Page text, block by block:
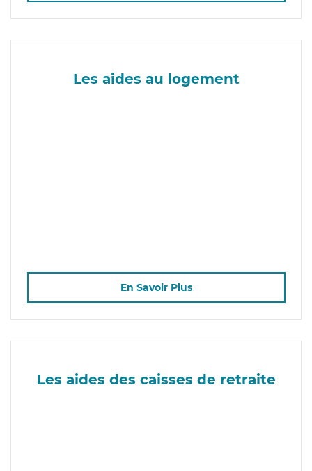
Les aides au logement
En Savoir Plus
Les aides des caisses de retraite